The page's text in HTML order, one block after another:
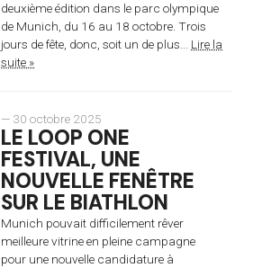
deuxième édition dans le parc olympique
de Munich, du 16 au 18 octobre. Trois
jours de fête, donc, soit un de plus... Lire la
suite »
— 30 octobre 2025
LE LOOP ONE
FESTIVAL, UNE
NOUVELLE FENÊTRE
SUR LE BIATHLON
Munich pouvait difficilement rêver
meilleure vitrine en pleine campagne
pour une nouvelle candidature à